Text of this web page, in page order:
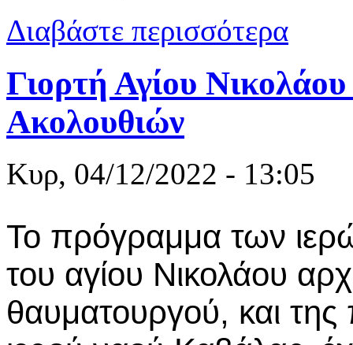
Διαβάστε περισσότερα
Γιορτή Αγίου
Ακολουθιών
Κυρ, 04/12/2022 - 13:05
Το πρόγραμμα των
του αγίου Νικολάου
θαυματουργού, και